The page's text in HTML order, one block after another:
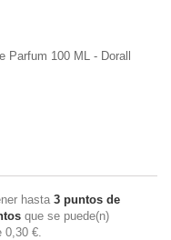
Parfum 100 ML - Dorall
hasta 3 puntos de
que se puede(n)
0,30 €